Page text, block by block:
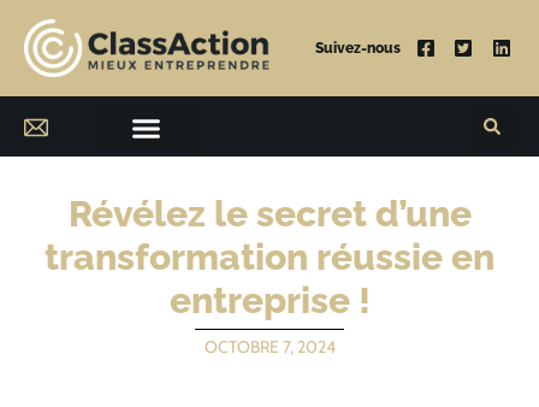
Suivez-nous
Révélez le secret d’une
transformation réussie en
entreprise !
OCTOBRE 7, 2024